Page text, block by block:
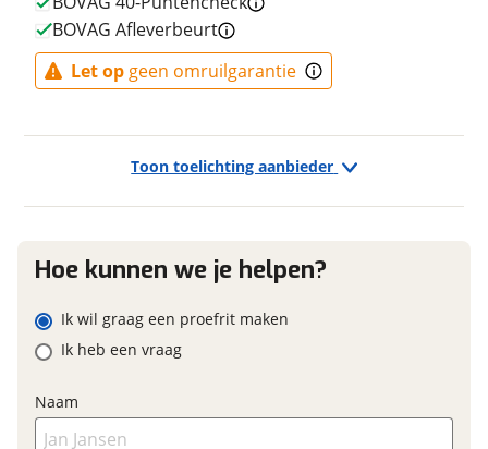
Merk primair remsysteem
achter
TEKTRO
E-bike
Ja, E-bike
Prijs
€ 6.299,-
BTW/marge
Nieuwprijs
Toon toelichting aanbieder
BOVAG Afleverbeurt
Let op geen omruilgarantie
Hoe kunnen we je helpen?
Ik wil graag een proefrit maken
Ik heb een vraag
Naam